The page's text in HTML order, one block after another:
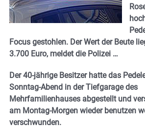
Focus gestohlen. Der Wert der Beute
3.700 Euro, meldet die Polizei …
Der 40-jährige Besitzer hatte das
Sonntag-Abend in der Tiefgarage des
Mehrfamilienhauses abgestellt und
am Montag-Morgen wieder benutzen
verschwunden.